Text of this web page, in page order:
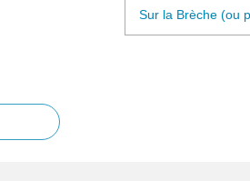
Sur la Brèche (ou